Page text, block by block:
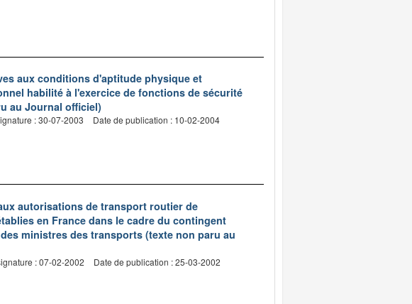
aux conditions d'aptitude physique et
habilité à l'exercice de fonctions de sécurité
au Journal officiel)
: 30-07-2003 Date de publication : 10-02-2004
autorisations de transport routier de
en France dans le cadre du contingent
ministres des transports (texte non paru au
: 07-02-2002 Date de publication : 25-03-2002